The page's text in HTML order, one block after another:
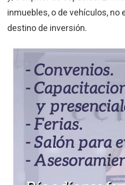
inmuebles, o de vehículos, no
destino de inversión.